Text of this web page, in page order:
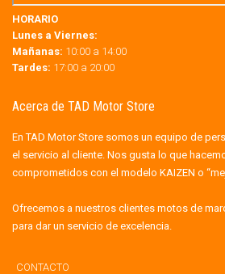
HORARIO
Lunes a Viernes:
Mañanas: 10:00 a 14:00
Tardes: 17:00 a 20:00
Acerca de TAD Motor Store
En TAD Motor Store somos un equipo de
el servicio al cliente. Nos gusta lo que
comprometidos con el modelo KAIZEN o
Ofrecemos a nuestros clientes motos de
para dar un servicio de excelencia.
CONTACTO